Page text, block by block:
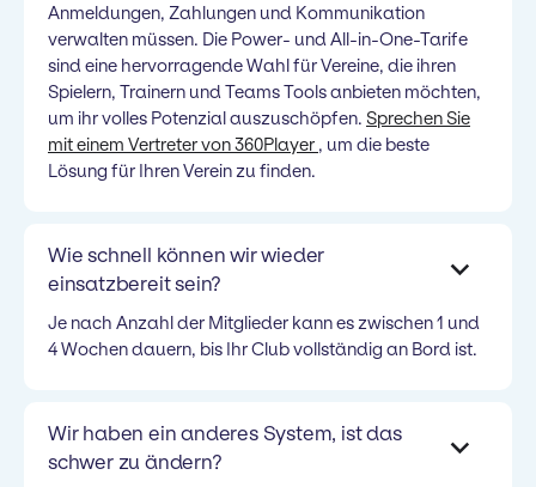
Anmeldungen, Zahlungen und Kommunikation
verwalten müssen. Die Power- und All-in-One-Tarife
sind eine hervorragende Wahl für Vereine, die ihren
Spielern, Trainern und Teams Tools anbieten möchten,
um ihr volles Potenzial auszuschöpfen. Sprechen Sie
mit einem Vertreter von 360Player , um die beste
Lösung für Ihren Verein zu finden.
Wie schnell können wir wieder
einsatzbereit sein?
Je nach Anzahl der Mitglieder kann es zwischen 1 und
4 Wochen dauern, bis Ihr Club vollständig an Bord ist.
Wir haben ein anderes System, ist das
schwer zu ändern?